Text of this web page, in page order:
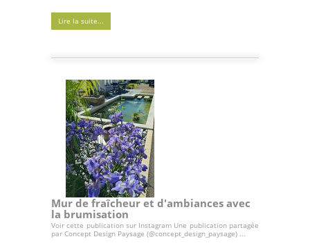
Lire la suite...
Mur de fraîcheur et d'ambiances avec
la brumisation
Voir cette publication sur Instagram Une publication partagée
par Concept Design Paysage (@concept_design_paysage) ...